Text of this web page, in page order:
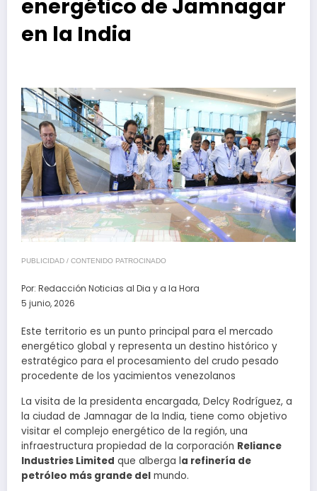
energético de Jamnagar
en la India
PUBLICIDAD / CONTENIDO PATROCINADO
Por: Redacción Noticias al Dia y a la Hora
5 junio, 2026
Este territorio es un punto principal para el mercado
energético global y representa un destino histórico y
estratégico para el procesamiento del crudo pesado
procedente de los yacimientos venezolanos
La visita de la presidenta encargada, Delcy Rodríguez, a
la ciudad de Jamnagar de la India, tiene como objetivo
visitar el complejo energético de la región, una
infraestructura propiedad de la corporación Reliance
Industries Limited que alberga la refinería de
petróleo más grande del mundo.